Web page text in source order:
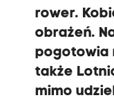
rower.
obrażeń.
pogotowia
także
mimo